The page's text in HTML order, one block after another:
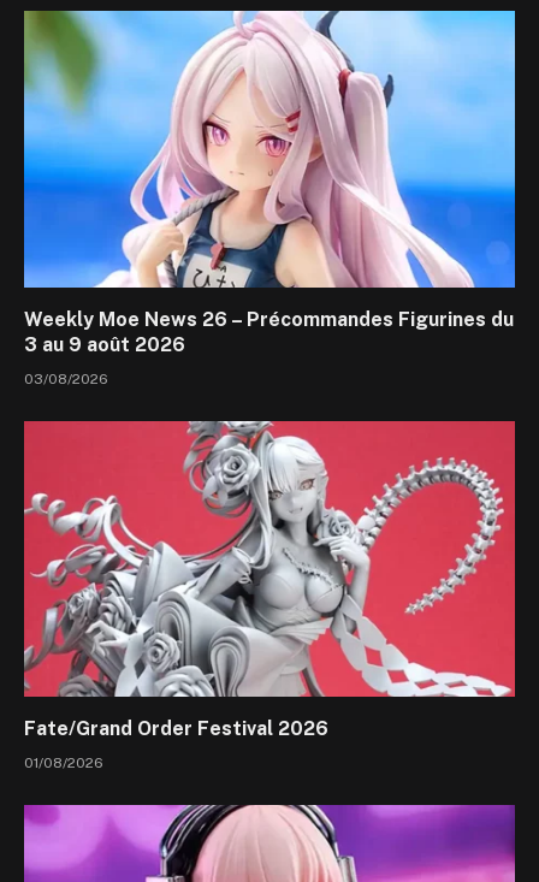
Weekly Moe News 26 – Précommandes Figurines du
3 au 9 août 2026
03/08/2026
Fate/Grand Order Festival 2026
01/08/2026